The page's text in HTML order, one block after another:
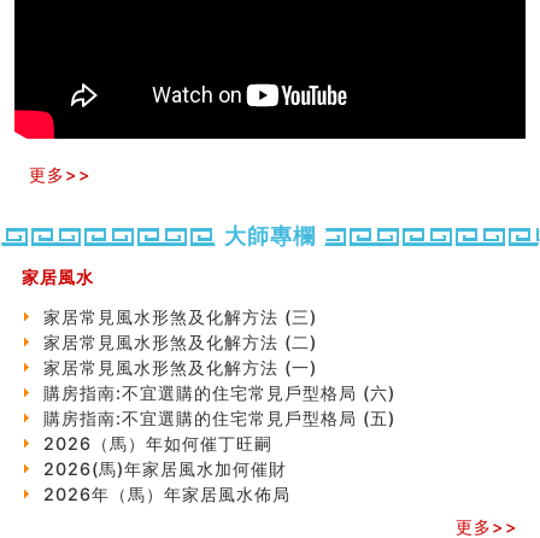
精选1500个五行属金的字
玄空本义(九)
精选1000个五行属土的字
玄空本义(八)
六爻算卦：测腹中胎儿是男是女
中國改革開放總設計師鄧小平命造 (名人八字淺析八）
精选1000个五行属火的字
玄空本义(七)
刘燮鈞讲人相 手纹与命运(二)
商铺如何摆放物品催财招财
极其旺夫的女人面相
家居常見風水形煞及化解方法 (二)
居家風水懶人包！房子煞氣怎麼看？風水禁忌有哪些？有
這樣風水的房子別�
更多>>
大師專欄
家居風水
家居常見風水形煞及化解方法 (三)
家居常見風水形煞及化解方法 (二)
家居常見風水形煞及化解方法 (一)
購房指南:不宜選購的住宅常見戶型格局 (六)
購房指南:不宜選購的住宅常見戶型格局 (五)
2026（馬）年如何催丁旺嗣
2026(馬)年家居風水加何催財
2026年（馬）年家居風水佈局
更多>>